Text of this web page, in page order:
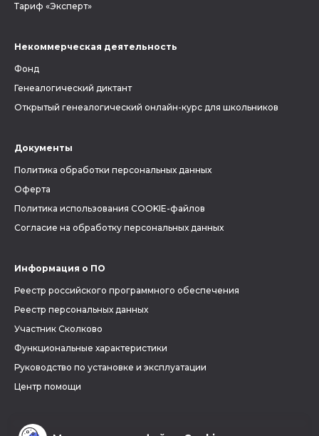
Тариф «Эксперт»
Некоммерческая деятельность
Фонд
Генеалогический диктант
Открытый генеалогический онлайн-курс для школьников
Документы
Политика обработки персональных данных
Оферта
Политика использования COOKIE-файлов
Согласие на обработку персональных данных
Информация о ПО
Реестр российского программного обеспечения
Реестр персональных данных
Участник Сколково
Функциональные характеристики
Руководство по установке и эксплуатации
Центр помощи